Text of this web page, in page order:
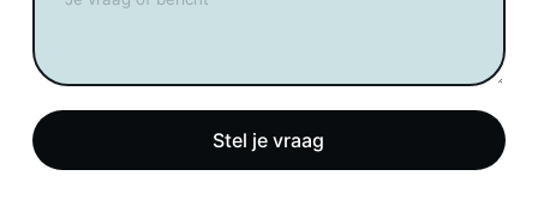
Stel je vraag